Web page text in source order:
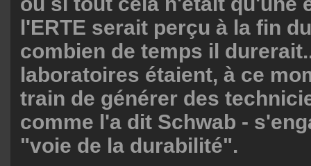
l'ERTE serait perçu à la fin
combien de temps il
laboratoires étaient, à ce
train de générer des
comme l'a dit Schwab -
"voie de la durabilité".